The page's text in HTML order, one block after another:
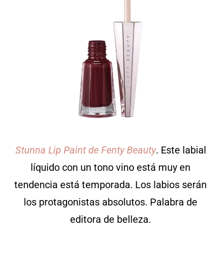
Stunna Lip Paint de Fenty Beauty. Este labial
líquido con un tono vino está muy en
tendencia está temporada. Los labios serán
los protagonistas absolutos. Palabra de
editora de belleza.